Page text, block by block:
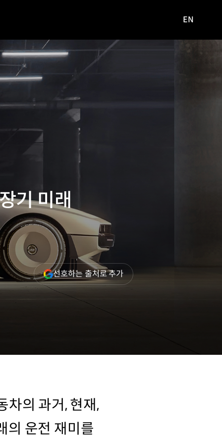
사이트로
이동
EN
기 미래
선호하는 출처로 추가(새
창
의 과거, 현재,
의 운전 재미를